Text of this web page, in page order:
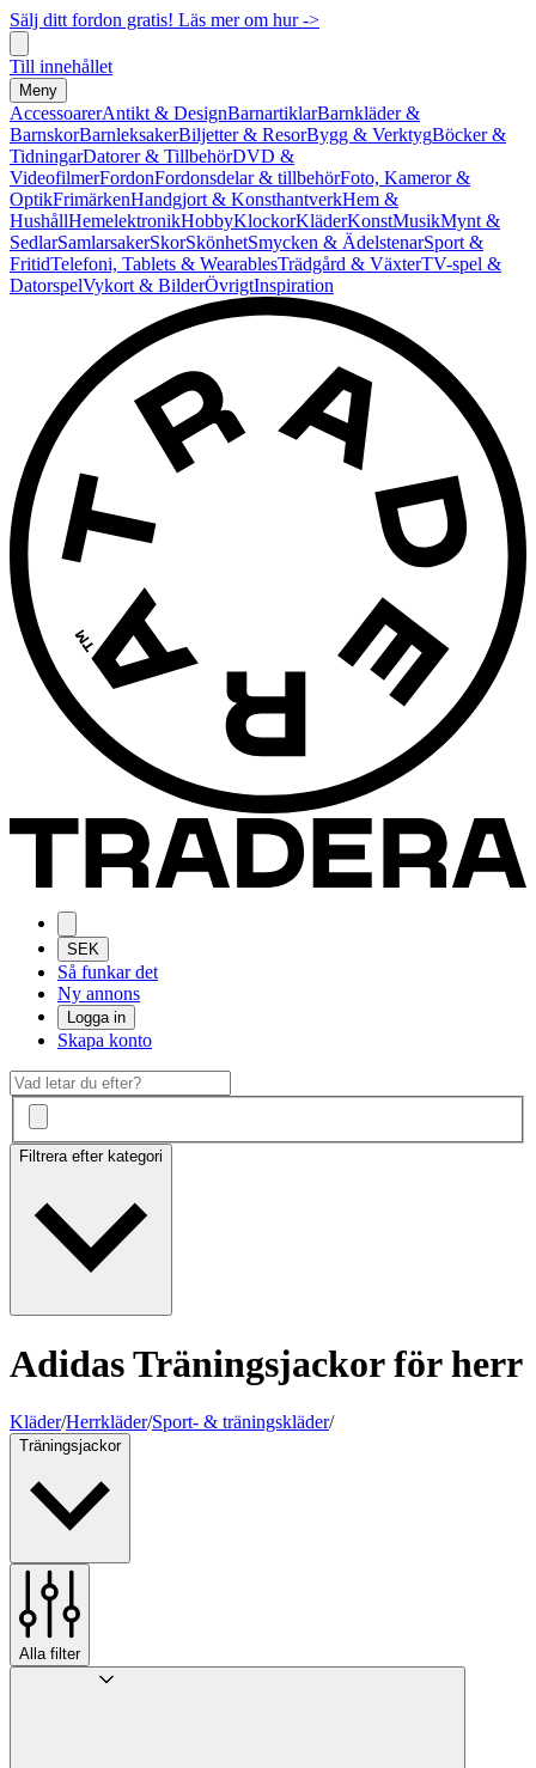
Sälj ditt fordon gratis! Läs mer om hur ->
Till innehållet
Meny
AccessoarerAntikt & DesignBarnartiklarBarnkläder &
BarnskorBarnleksakerBiljetter & ResorBygg & VerktygBöcker &
TidningarDatorer & TillbehörDVD &
VideofilmerFordonFordonsdelar & tillbehörFoto, Kameror &
OptikFrimärkenHandgjort & KonsthantverkHem &
HushållHemelektronikHobbyKlockorKläderKonstMusikMynt &
SedlarSamlarsakerSkorSkönhetSmycken & ÄdelstenarSport &
FritidTelefoni, Tablets & WearablesTrädgård & VäxterTV-spel &
DatorspelVykort & BilderÖvrigtInspiration
SEK
Så funkar det
Ny annons
Logga in
Skapa konto
Filtrera efter kategori
Adidas Träningsjackor för herr
Kläder/Herrkläder/Sport- & träningskläder/
Träningsjackor
Alla filter